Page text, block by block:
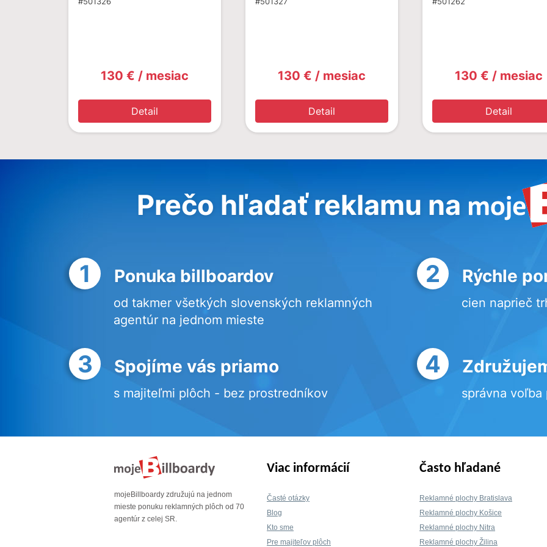
130 € / mesiac
Detail
130 € / mesiac
Detail
130 € / mesiac
Detail
Prečo hľadať reklamu na
1 Ponuka billboardov
od takmer všetkých slovenských reklamných
agentúr na jednom mieste
2 Rýchle
cien naprieč
3 Spojíme vás priamo
s majiteľmi plôch - bez prostredníkov
4
správna voľba
mojeBillboardy združujú na jednom
mieste ponuku reklamných plôch od 70
agentúr z celej SR.
Viac informácií
Časté otázky
Blog
Kto sme
Pre majiteľov plôch
Často hľadané
Reklamné plochy Bratislava
Reklamné plochy Košice
Reklamné plochy Nitra
Reklamné plochy Žilina